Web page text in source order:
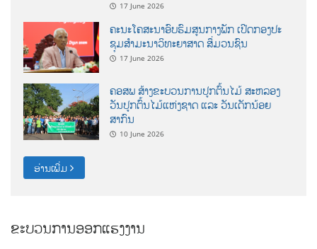
17 June 2026
ຄະນະໂຄສະນາອົບຮົມສູນກາງພັກ ເປີດກອງປະ
ຊຸມສຳມະນາວິທະຍາສາດ ສຶ່ມວນຊົນ
17 June 2026
ຄອສພ ສ້າງຂະບວນການປູກຕົ້ນໄມ້ ສະຫລອງ
ວັນປູກຕົ້ນໄມ້ແຫ່ງຊາດ ແລະ ວັນເດັກນ້ອຍ
ສາກົນ
10 June 2026
ອ່ານເພີ່ມ
ຂະບວນການອອກແຮງງານ